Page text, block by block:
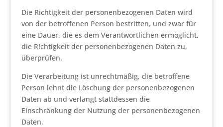
Die Richtigkeit der personenbezogenen Daten wird
von der betroffenen Person bestritten, und zwar für
eine Dauer, die es dem Verantwortlichen ermöglicht,
die Richtigkeit der personenbezogenen Daten zu,
überprüfen.
Die Verarbeitung ist unrechtmäßig, die betroffene
Person lehnt die Löschung der personenbezogenen
Daten ab und verlangt stattdessen die
Einschränkung der Nutzung der personenbezogenen
Daten.